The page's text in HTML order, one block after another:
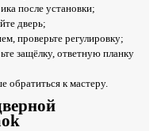
после установки;
дверь;
проверьте регулировку;
защёлку, ответную планку
обратиться к мастеру.